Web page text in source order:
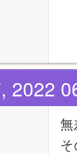
2022